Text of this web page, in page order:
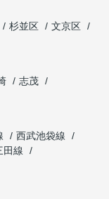
杉並区
文京区
志茂
西武池袋線
田線